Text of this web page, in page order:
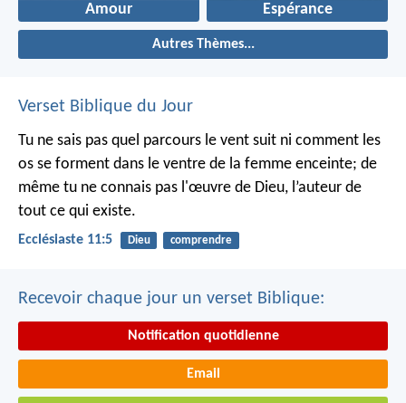
Amour Espérance
Autres Thèmes...
Verset Biblique du Jour
Tu ne sais pas quel parcours le vent suit ni comment les
os se forment dans le ventre de la femme enceinte; de
même tu ne connais pas l'œuvre de Dieu, l’auteur de
tout ce qui existe.
Ecclésiaste 11:5 Dieu comprendre
Recevoir chaque jour un verset Biblique:
Notification quotidienne
Email